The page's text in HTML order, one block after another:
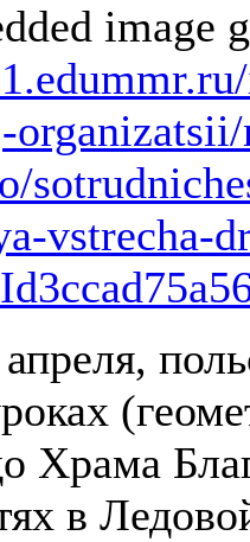
image
vstrecha-
Храма
в